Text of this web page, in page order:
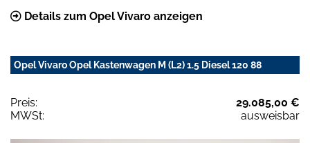
Details zum Opel Vivaro anzeigen
Opel Vivaro Opel Kastenwagen M (L2) 1.5 Diesel 120 88
Preis:
29.085,00 €
MWSt:
ausweisbar